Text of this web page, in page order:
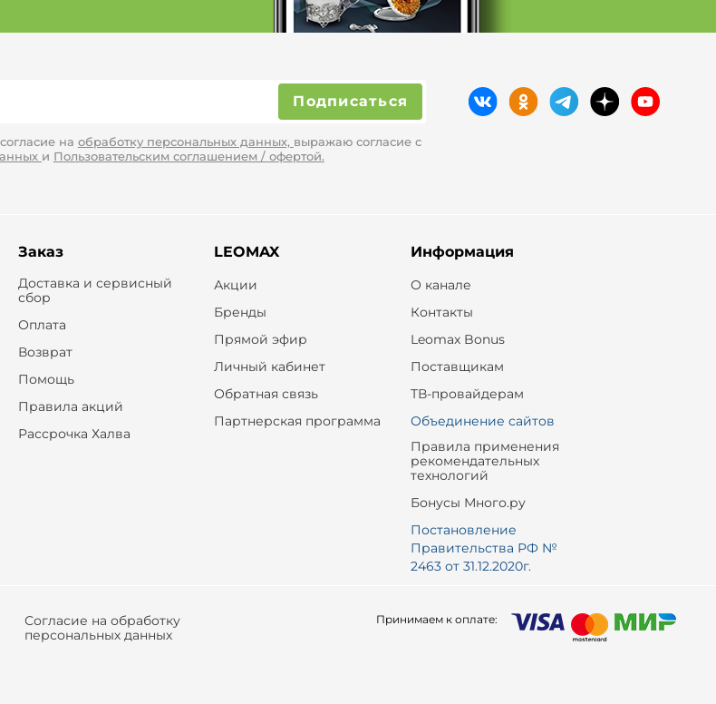
Подписаться
на обработку персональных данных, выражаю согласие с
и Пользовательским соглашением / офертой.
Заказ
Доставка и сервисный
сбор
Оплата
Возврат
Помощь
Правила акций
Рассрочка Халва
LEOMAX
Акции
Бренды
Прямой эфир
Личный кабинет
Обратная связь
Партнерская программа
Информация
О канале
Контакты
Leomax Bonus
Поставщикам
ТВ-провайдерам
Объединение сайтов
Правила применения
рекомендательных
технологий
Бонусы Много.ру
Постановление
Правительства РФ №
2463 от 31.12.2020г.
Согласие на обработку
персональных данных
Принимаем к оплате: